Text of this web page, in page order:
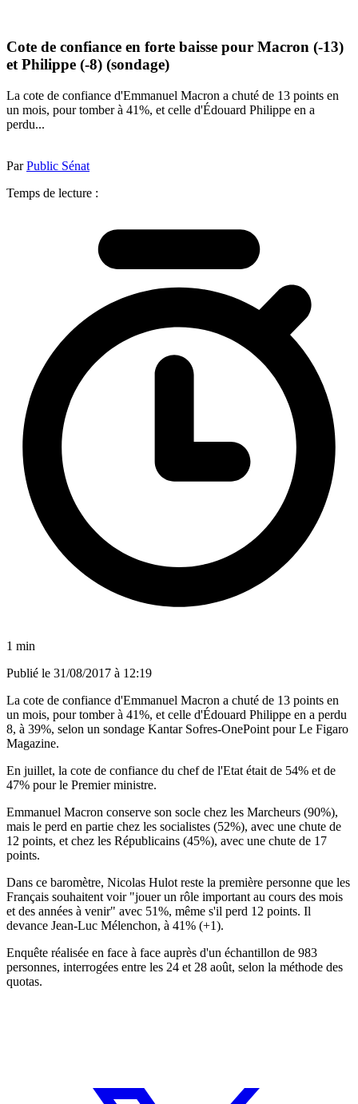
Cote de confiance en forte baisse pour Macron (-13)
et Philippe (-8) (sondage)
La cote de confiance d'Emmanuel Macron a chuté de 13 points en
un mois, pour tomber à 41%, et celle d'Édouard Philippe en a
perdu...
ParPublic Sénat
Temps de lecture :
1 min
Publié le 31/08/2017 à 12:19
La cote de confiance d'Emmanuel Macron a chuté de 13 points en
un mois, pour tomber à 41%, et celle d'Édouard Philippe en a perdu
8, à 39%, selon un sondage Kantar Sofres-OnePoint pour Le Figaro
Magazine.
En juillet, la cote de confiance du chef de l'Etat était de 54% et de
47% pour le Premier ministre.
Emmanuel Macron conserve son socle chez les Marcheurs (90%),
mais le perd en partie chez les socialistes (52%), avec une chute de
12 points, et chez les Républicains (45%), avec une chute de 17
points.
Dans ce baromètre, Nicolas Hulot reste la première personne que les
Français souhaitent voir "jouer un rôle important au cours des mois
et des années à venir" avec 51%, même s'il perd 12 points. Il
devance Jean-Luc Mélenchon, à 41% (+1).
Enquête réalisée en face à face auprès d'un échantillon de 983
personnes, interrogées entre les 24 et 28 août, selon la méthode des
quotas.